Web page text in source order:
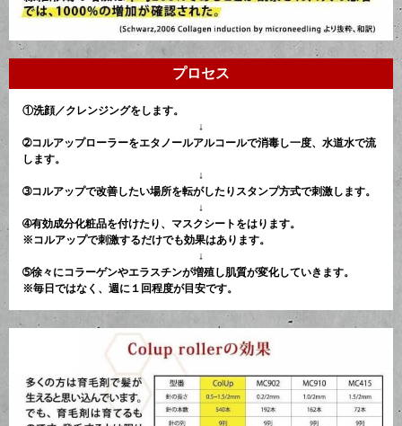
プロセス
①洗顔／クレンジングをします。
↓
➁コルアップローラーをエタノールアルコールで消毒し一度、水道水で流
します。
↓
➂コルアップで改善したい場所を転がしたりスタンプ方式で刺激します。
↓
➃有効成分化粧品を付けたり、マスクシートをはります。
※コルアップで刺激するだけでも効果はあります。
↓
➄徐々にコラーゲンやエラスチンが増殖し肌質が変化していきます。
※毎日ではなく、週に１回程度が目安です。